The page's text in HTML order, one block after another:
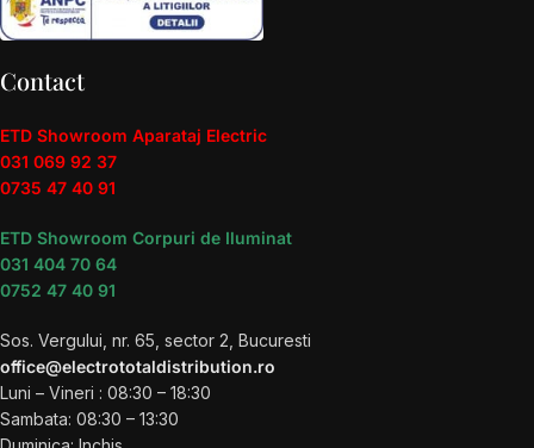
Contact
ETD Showroom Aparataj Electric
031 069 92 37
0735 47 40 91
ETD Showroom Corpuri de Iluminat
031 404 70 64
0752 47 40 91
Sos. Vergului, nr. 65, sector 2, Bucuresti
office@electrototaldistribution.ro
Luni – Vineri : 08:30 – 18:30
Sambata: 08:30 – 13:30